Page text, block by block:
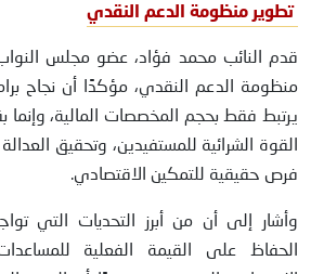
تطوير منظومة الدعم النقدي
قدم النائب محمد فؤاد، عضو مجلس
منظومة الدعم النقدي، مؤكدًا أن نجاح
يرتبط فقط بحجم المخصصات المالية، وإنما
القوة الشرائية للمستفيدين، وتحقيق
فرص حقيقية للتمكين الاقتصادي.
وأشار إلى أن من أبرز التحديات التي
الحفاظ على القيمة الفعلية